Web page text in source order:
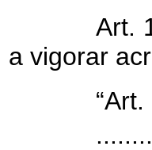
Art.
a vigorar